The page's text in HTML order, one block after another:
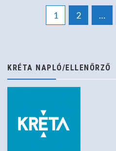
Bejegyzések
1 2 …
KRÉTA NAPLÓ/ELLENŐRZŐ